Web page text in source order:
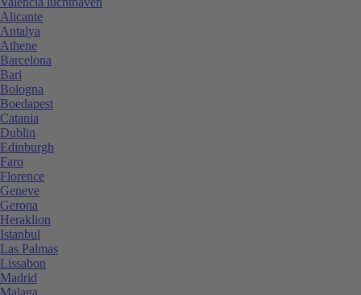
Alicante
Antalya
Athene
Barcelona
Bari
Bologna
Boedapest
Catania
Dublin
Edinburgh
Faro
Florence
Geneve
Gerona
Heraklion
Istanbul
Las Palmas
Lissabon
Madrid
Malaga